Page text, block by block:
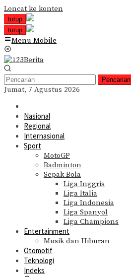
Loncat ke konten
tutup
tutup
Menu Mobile
Pencarian
Jumat, 7 Agustus 2026
Nasional
Regional
Internasional
Sport
MotoGP
Badminton
Sepak Bola
Liga Inggris
Liga Italia
Liga Indonesia
Liga Spanyol
Liga Champions
Entertainment
Musik dan Hiburan
Otomotif
Teknologi
Indeks